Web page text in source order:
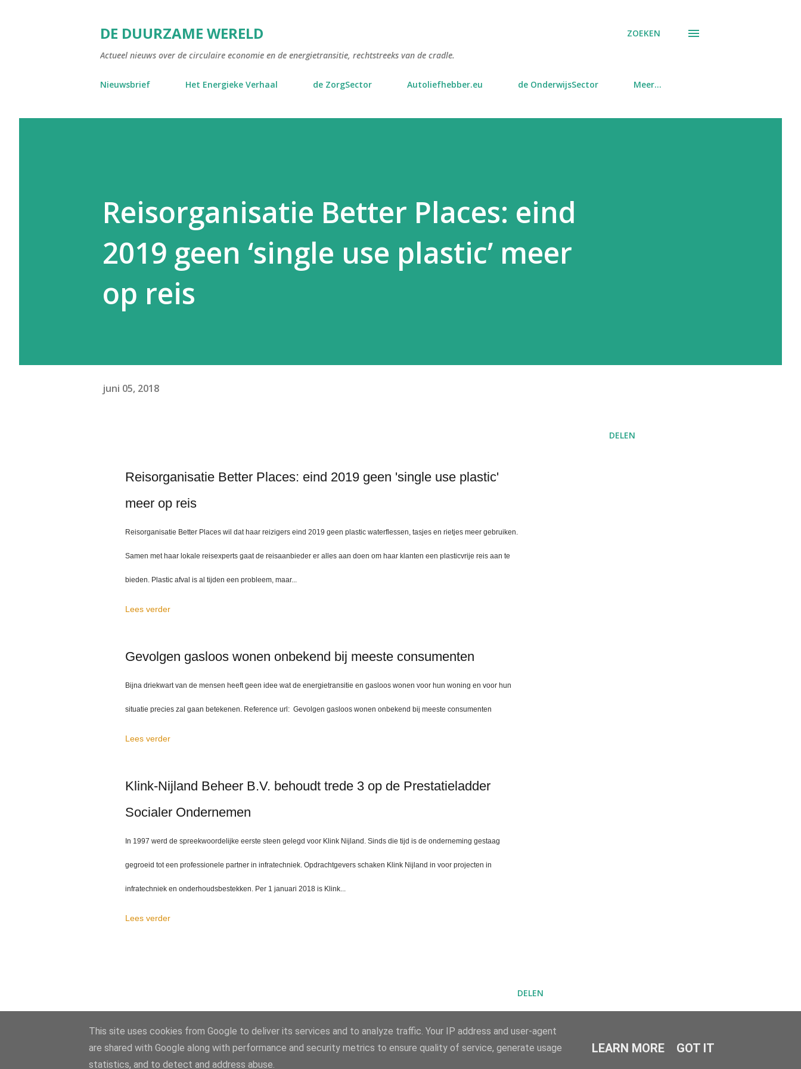
DE DUURZAME WERELD
Actueel nieuws over de circulaire economie en de energietransitie, rechtstreeks van de cradle.
ZOEKEN
Nieuwsbrief Het Energieke Verhaal de ZorgSector Autoliefhebber.eu de OnderwijsSector Meer…
Reisorganisatie Better Places: eind
2019 geen ‘single use plastic’ meer
op reis
juni 05, 2018
Reisorganisatie Better Places: eind 2019 geen 'single use plastic'
meer op reis
Reisorganisatie Better Places wil dat haar reizigers eind 2019 geen plastic waterflessen, tasjes en rietjes meer gebruiken.
Samen met haar lokale reisexperts gaat de reisaanbieder er alles aan doen om haar klanten een plasticvrije reis aan te
bieden. Plastic afval is al tijden een probleem, maar...
Lees verder
Gevolgen gasloos wonen onbekend bij meeste consumenten
Bijna driekwart van de mensen heeft geen idee wat de energietransitie en gasloos wonen voor hun woning en voor hun
situatie precies zal gaan betekenen. Reference url: Gevolgen gasloos wonen onbekend bij meeste consumenten
Lees verder
Klink-Nijland Beheer B.V. behoudt trede 3 op de Prestatieladder
Socialer Ondernemen
In 1997 werd de spreekwoordelijke eerste steen gelegd voor Klink Nijland. Sinds die tijd is de onderneming gestaag
gegroeid tot een professionele partner in infratechniek. Opdrachtgevers schaken Klink Nijland in voor projecten in
infratechniek en onderhoudsbestekken. Per 1 januari 2018 is Klink...
Lees verder
DELEN
DELEN
This site uses cookies from Google to deliver its services and to analyze traffic. Your IP address and user-agent
are shared with Google along with performance and security metrics to ensure quality of service, generate usage
statistics, and to detect and address abuse.
LEARN MORE GOT IT